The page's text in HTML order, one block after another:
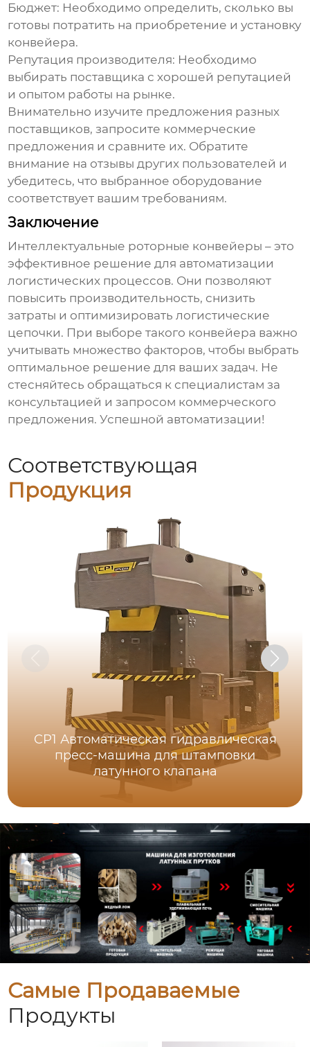
Бюджет: Необходимо определить, сколько вы
готовы потратить на приобретение и установку
конвейера.
Репутация производителя: Необходимо
выбирать поставщика с хорошей репутацией
и опытом работы на рынке.
Внимательно изучите предложения разных
поставщиков, запросите коммерческие
предложения и сравните их. Обратите
внимание на отзывы других пользователей и
убедитесь, что выбранное оборудование
соответствует вашим требованиям.
Заключение
Интеллектуальные роторные конвейеры – это
эффективное решение для автоматизации
логистических процессов. Они позволяют
повысить производительность, снизить
затраты и оптимизировать логистические
цепочки. При выборе такого конвейера важно
учитывать множество факторов, чтобы выбрать
оптимальное решение для ваших задач. Не
стесняйтесь обращаться к специалистам за
консультацией и запросом коммерческого
предложения. Успешной автоматизации!
Соответствующая
Продукция
CP1 Автоматическая гидравлическая
пресс-машина для штамповки
латунного клапана
Самые Продаваемые
Продукты